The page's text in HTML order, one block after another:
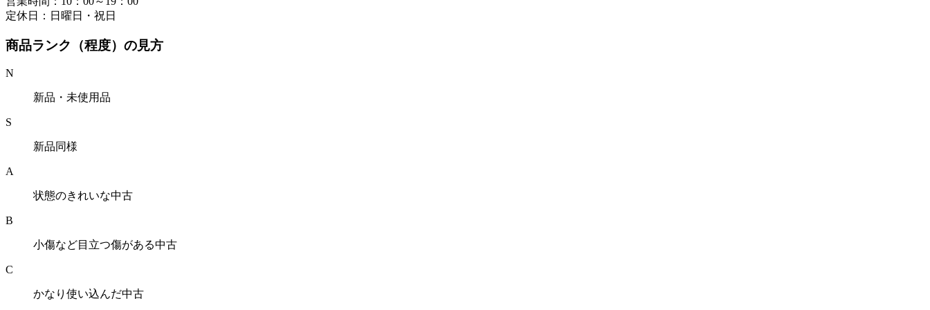
定休日：日曜日・祝日
商品ランク（程度）の見方
N
新品・未使用品
S
新品同様
A
状態のきれいな中古
B
小傷など目立つ傷がある中古
C
かなり使い込んだ中古